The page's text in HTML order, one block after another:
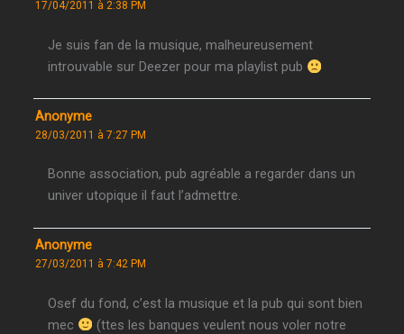
17/04/2011 à 2:38 PM
Je suis fan de la musique, malheureusement
introuvable sur Deezer pour ma playlist pub
Anonyme
28/03/2011 à 7:27 PM
Bonne association, pub agréable a regarder dans un
univer utopique il faut l’admettre.
Anonyme
27/03/2011 à 7:42 PM
Osef du fond, c’est la musique et la pub qui sont bien
mec
(ttes les banques veulent nous voler notre